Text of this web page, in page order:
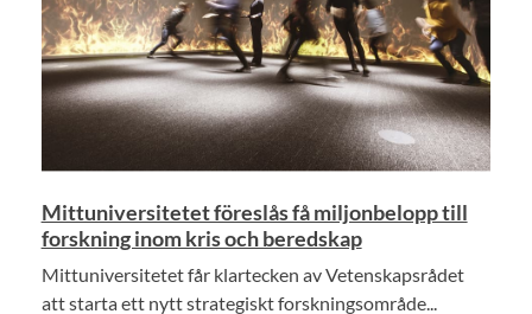
Mittuniversitetet föreslås få miljonbelopp till
forskning inom kris och beredskap
Mittuniversitetet får klartecken av Vetenskapsrådet
att starta ett nytt strategiskt forskningsområde...